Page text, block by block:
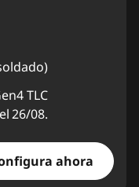
TLC
26/08.
ahora